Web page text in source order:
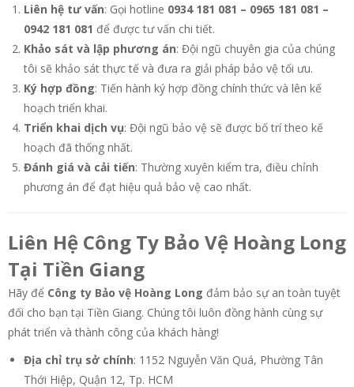
Liên hệ tư vấn: Gọi hotline 0934 181 081 – 0965 181 081 –
0942 181 081 để được tư vấn chi tiết.
Khảo sát và lập phương án: Đội ngũ chuyên gia của chúng
tôi sẽ khảo sát thực tế và đưa ra giải pháp bảo vệ tối ưu.
Ký hợp đồng: Tiến hành ký hợp đồng chính thức và lên kế
hoạch triển khai.
Triển khai dịch vụ: Đội ngũ bảo vệ sẽ được bố trí theo kế
hoạch đã thống nhất.
Đánh giá và cải tiến: Thường xuyên kiểm tra, điều chỉnh
phương án để đạt hiệu quả bảo vệ cao nhất.
Liên Hệ Công Ty Bảo Vệ Hoàng Long
Tại Tiền Giang
Hãy để Công ty Bảo vệ Hoàng Long đảm bảo sự an toàn tuyệt
đối cho bạn tại Tiền Giang. Chúng tôi luôn đồng hành cùng sự
phát triển và thành công của khách hàng!
Địa chỉ trụ sở chính: 1152 Nguyễn Văn Quá, Phường Tân
Thới Hiệp, Quận 12, Tp. HCM